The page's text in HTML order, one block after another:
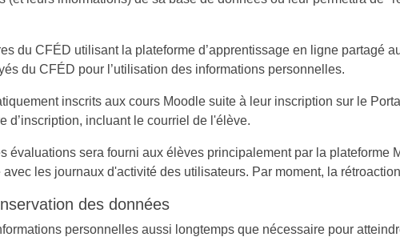
du CFÉD utilisant la plateforme d’apprentissage en ligne partagé
du CFÉD pour l’utilisation des informations personnelles.
inscrits aux cours Moodle suite à leur inscription sur le
d’inscription, incluant le courriel de l'élève.
évaluations sera fourni aux élèves principalement par la
les journaux d'activité des utilisateurs. Par moment, la
des données
personnelles aussi longtemps que nécessaire pour